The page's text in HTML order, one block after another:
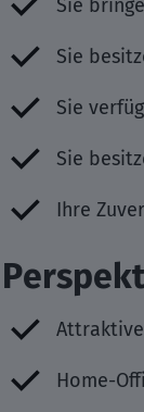
Sie
Sie
Sie
Sie
Ihre
Home-